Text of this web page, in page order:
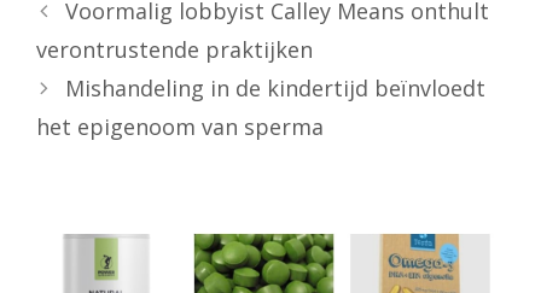
Voormalig lobbyist Calley Means onthult
verontrustende praktijken
Mishandeling in de kindertijd beïnvloedt
het epigenoom van sperma